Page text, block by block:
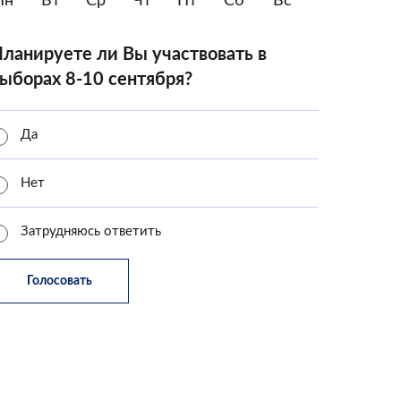
ли Вы участвовать в
8-10 сентября?
Да
Нет
Затрудняюсь ответить